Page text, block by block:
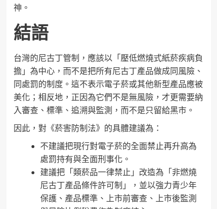
神。
結語
台灣的尼古丁管制，應該以「壓低燃燒式紙菸疾病負
擔」為中心，而不是把所有尼古丁產品做成同風險、
同處罰的制度。這不表示電子菸或其他新型產品應被
美化；相反地，正因為它們不是無風險，才更需要納
入審查、標準、追溯與監測，而不是只留給黑市。
因此，對《菸害防制法》的具體建議為：
不建議把現行對電子菸的全面禁止再升高為
處罰持有與全面刑事化。
建議把「類菸品一律禁止」改造為「非燃燒
尼古丁產品條件許可制」，並以強力青少年
保護、產品標準、上市前審查、上市後監測